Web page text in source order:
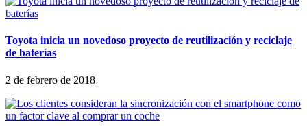
Toyota inicia un novedoso proyecto de reutilización y reciclaje
de baterías
2 de febrero de 2018